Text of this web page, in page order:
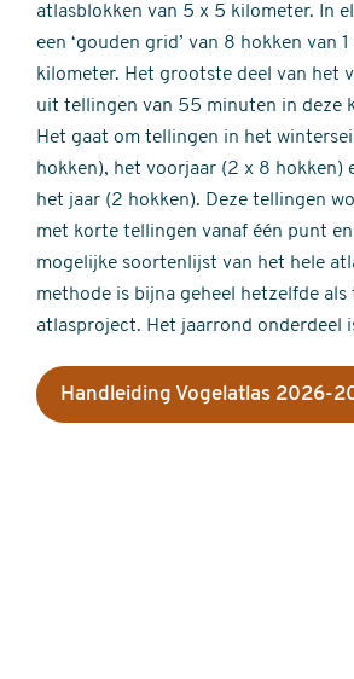
atlasblokken van 5 x 5 kilometer. In
een ‘gouden grid’ van 8 hokken van
kilometer. Het grootste deel van het
uit tellingen van 55 minuten in deze
Het gaat om tellingen in het
hokken), het voorjaar (2 x 8 hokken)
het jaar (2 hokken). Deze tellingen
met korte tellingen vanaf één punt
mogelijke soortenlijst van het hele
methode is bijna geheel hetzelfde
atlasproject. Het jaarrond onderdeel
Handleiding Vogelatlas 2026-